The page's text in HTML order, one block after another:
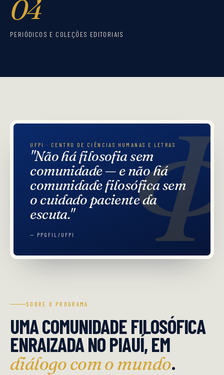
04
PERIÓDICOS E COLEÇÕES EDITORIAIS
UFPI · CENTRO DE CIÊNCIAS HUMANAS E LETRAS
"Não há filosofia sem
comunidade — e não há
comunidade filosófica sem
o cuidado paciente da
escuta."
— PPGFIL/UFPI
SOBRE O PROGRAMA
UMA COMUNIDADE FILOSÓFICA
ENRAIZADA NO PIAUÍ, EM
diálogo com o mundo.